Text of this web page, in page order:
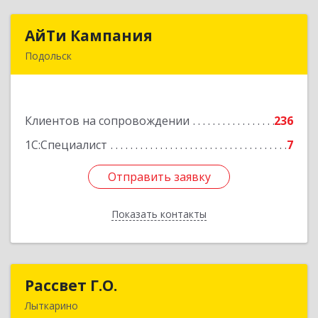
АйТи Кампания
Подольск
Клиентов на сопровождении
236
1С:Специалист
7
Отправить заявку
Показать контакты
Подробнее
Отправить заявку
Назад
Рассвет Г.О.
Лыткарино